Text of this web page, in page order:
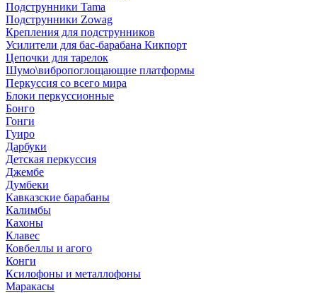
Подструнники Tama
Подструнники Zowag
Крепления для подструнников
Усилители для бас-барабана Кикпорт
Цепочки для тарелок
Шумо\вибропоглощающие платформы
Перкуссия со всего мира
Блоки перкуссионные
Бонго
Гонги
Гуиро
Дарбуки
Детская перкуссия
Джембе
Думбеки
Кавказские барабаны
Калимбы
Кахоны
Клавес
Ковбеллы и агого
Конги
Ксилофоны и металлофоны
Маракасы